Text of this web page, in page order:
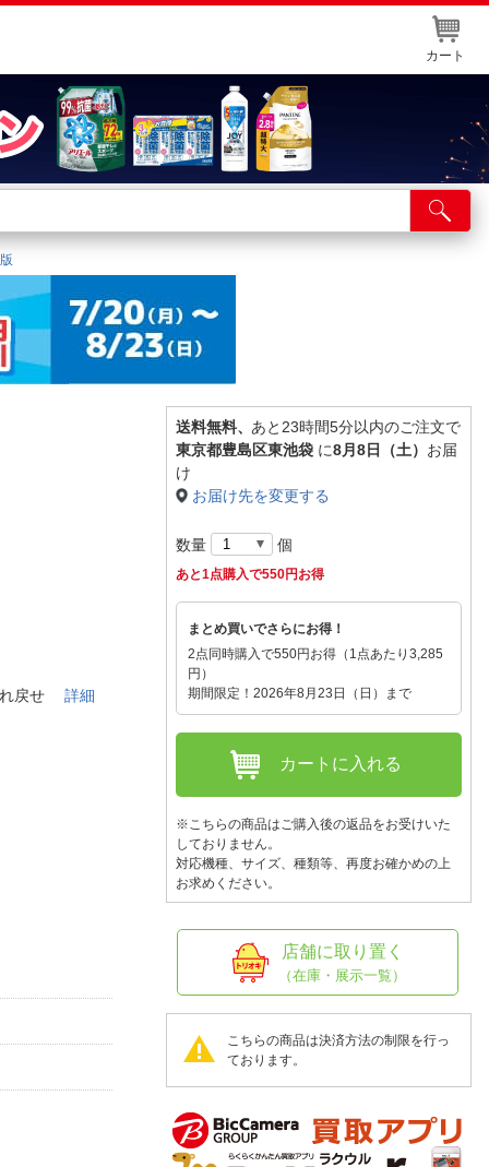
カート
舗サービス
ト取り置き
情報・店舗一覧
り寄せ品入荷状況照会
れ戻せ詳細
送料無料、 あと23時間5分以内のご注文で
東京都豊島区東池袋 に8月8日（土） お届
け
お届け先を変更する
数量 個
あと1点購入で550円お得
まとめ買いでさらにお得！
2点同時購入で550円お得（1点あたり3,285
円）
期間限定！2026年8月23日（日）まで
カートに入れる
※こちらの商品はご購入後の返品をお受けいた
しておりません。
対応機種、サイズ、種類等、再度お確かめの上
お求めください。
店舗に取り置く
（在庫・展示一覧）
こちらの商品は決済方法の制限を行っ
ております。